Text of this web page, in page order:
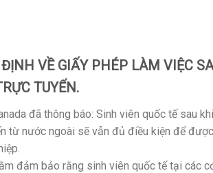
VỀ GIẤY PHÉP LÀM VIỆC
TUYẾN.
đã thông báo: Sinh viên quốc tế sau
từ nước ngoài sẽ vẫn đủ điều kiện để
đảm bảo rằng sinh viên quốc tế tại các